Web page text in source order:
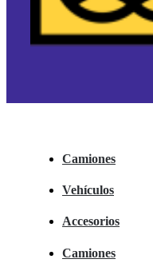
Camiones
Vehículos
Accesorios
Camiones